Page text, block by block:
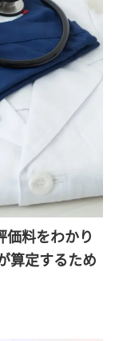
価料をわかり
算定するため